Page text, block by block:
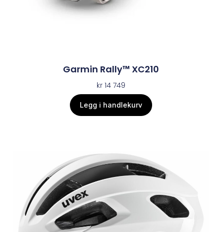
Garmin Rally™ XC210
kr 14 749
Legg i handlekurv